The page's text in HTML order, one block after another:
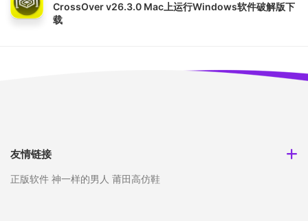
CrossOver v26.3.0 Mac上运行Windows软件破解版下
载
友情链接
正版软件 神一样的男人 莆田高仿鞋